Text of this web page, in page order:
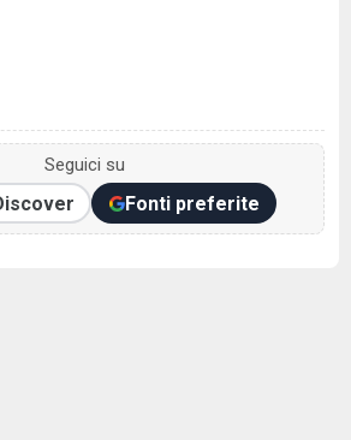
Seguici su
Fonti preferite